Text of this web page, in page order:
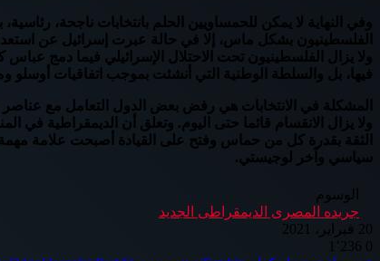
وفي النهاية لا يمكن للحمساويين الحلم بانتخابات ناجحة،
الفلسطينيون بشكل ماس، إلا في حالة عبرت إسرائيل عن
ولا يزال الفلسطينيون تحت الاحتلال الإسرائيلي فيما دمج
فيها، بل والسلطة الوطنية التي أنشئت بموجب اتفاقيات أوسلو
المشكلة في الانتخابات هي رفض بعض الدول التعامل مع
ولا يزال الانقسام قائما حتى اليوم. وتعلق أن الديمقراطية
الثقة بقدرة كل من حماس وفتح على القيادة أصبحت علامة مهمة
سياسي وآخر لوجيستي.
الوسوم
جريده المصرى الديمقراطى الجديد
20 فبراير، 2021
0